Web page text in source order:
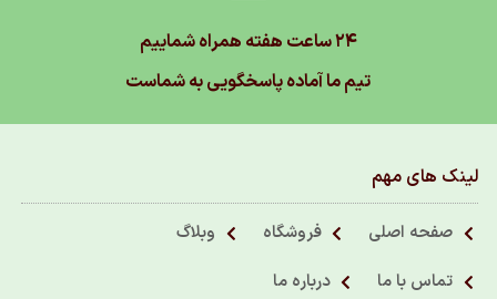
۲۴ ساعت هفته همراه شماییم
تیم ما آماده پاسخگویی به شماست
لینک های مهم
صفحه اصلی فروشگاه
وبلاگ
تماس با ما
درباره ما